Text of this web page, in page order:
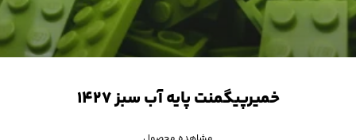
خمیرپیگمنت پایه آب سبز ۱۴۲۷